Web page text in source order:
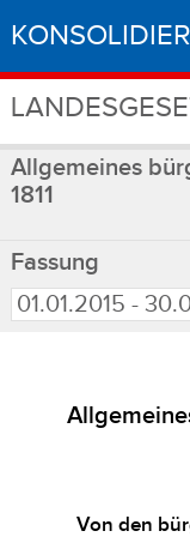
Allgemeines
1811
Fassung